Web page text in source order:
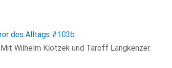
des Alltags #103b
Wilhelm Klotzek und Taroff Langkenzer.